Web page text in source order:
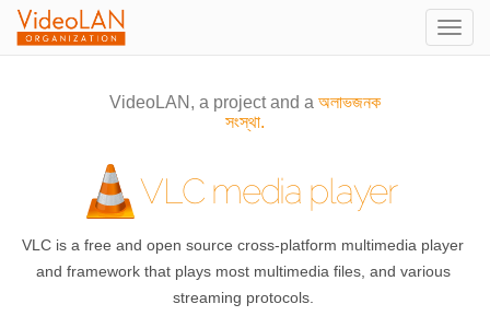
VideoLAN, a project and a অলাভজনক
সংস্থা.
VLC media player
VLC is a free and open source cross-platform multimedia player
and framework that plays most multimedia files, and various
streaming protocols.